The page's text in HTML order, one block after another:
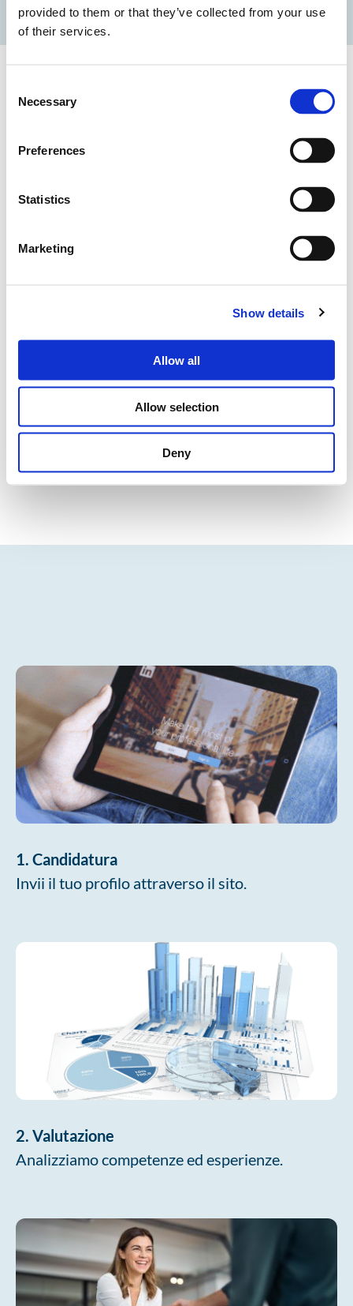
provided to them or that they’ve collected from your use
of their services.
Selection
Necessary
Preferences
Statistics
Marketing
Show details
Allow all
Allow selection
Deny
garantire qualità e sicurezza nei servizi sanitari.
Produzione e stabilimenti
Gestione, movimentazione e distribuzione
Funzioni di staff
Risorse umane, amministrazione, IT, acquisti.
1. Candidatura
Invii il tuo profilo attraverso il sito.
2. Valutazione
Analizziamo competenze ed esperienze.